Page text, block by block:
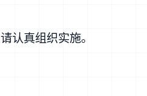
认真组织实施。